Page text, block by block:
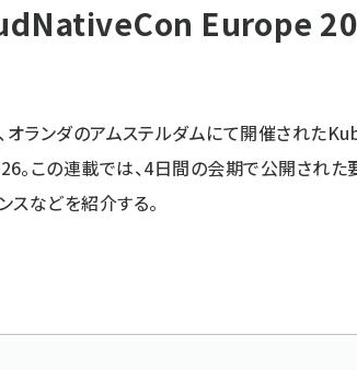
Europe
ランダのアムステルダムにて開催された
この連載では、4日間の会期で公開された
スなどを紹介する。